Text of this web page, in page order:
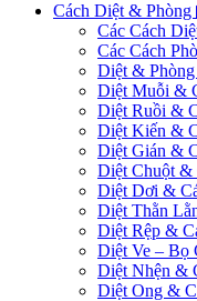
Cách Diệt & Phòng
Các Cách
Các Cách
Diệt &
Diệt Muỗi &
Diệt Ruồi &
Diệt Kiến &
Diệt Gián &
Diệt Chuột &
Diệt Dơi &
Diệt Thằn
Diệt Rệp &
Diệt Ve – Bọ
Diệt Nhện &
Diệt Ong &